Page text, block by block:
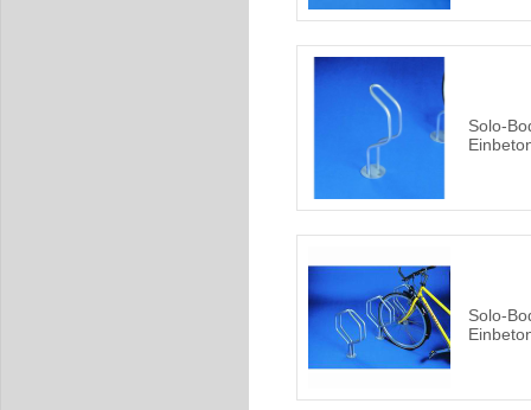
Solo-
Solo-